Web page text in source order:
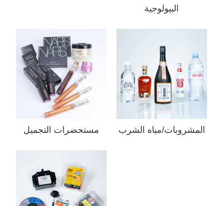
البيولوجية
مستحضرات التجميل المشروبات/مياه الشرب